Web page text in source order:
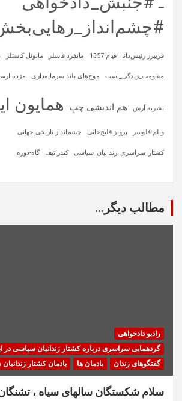
فریبرز رئیس‌دانا قیام 1357 مانفرد فاسلر مانوئل کاستلز
مقاومت_زندگی_است موج‌های بلند سرمایه‌داری مژده
نشریه آرش هم اندیشی چپ همایون
ویلم فلوسر پرویز قلیچ‌خانی چشم‌انداز تاریخی‌ـ‌جهانی
کشتار_سراسری_زندانیان_سیاسی کندراتیف گاه-دوره
مطالب دیگر...
رادیو دادخواهی
گردهمایی سراسری درباره کشتار زندانیان سیاسی در
گفتگوهای زندان
یادمان ها یادمان کشتار
سلام شکستگان سالهای سیاه ،